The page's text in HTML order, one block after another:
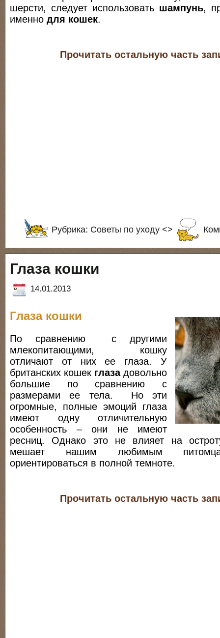
шерсти, следует использовать шампунь,
именно для кошек.
Прочитать остальную часть
Рубрика: Советы по уходу <>
Глаза кошки
14.01.2013
Глаза кошки
По сравнению с другими
млекопитающими, кошку
отличают от них ее глаза. У
британских кошек глазадовольно
большие по сравнению с
размерами ее тела. Но эти
огромные, полные эмоций глаза
имеют одну отличительную
особенность – они не имеют
ресниц. Однако это не влияет на
мешает нашим любимым
ориентироваться в полной темноте.
Прочитать остальную часть